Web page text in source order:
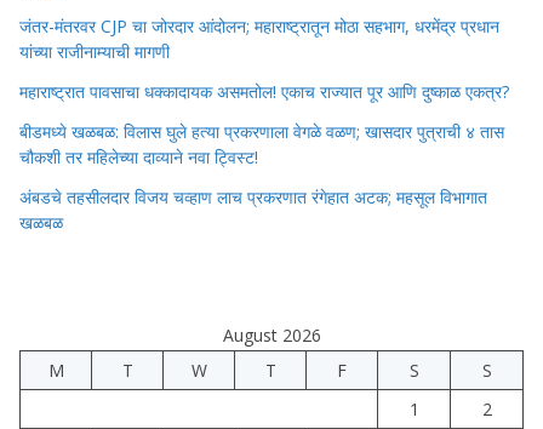
जंतर-मंतरवर CJP चा जोरदार आंदोलन; महाराष्ट्रातून मोठा सहभाग, धरमेंद्र प्रधान
यांच्या राजीनाम्याची मागणी
महाराष्ट्रात पावसाचा धक्कादायक असमतोल! एकाच राज्यात पूर आणि दुष्काळ एकत्र?
बीडमध्ये खळबळ: विलास घुले हत्या प्रकरणाला वेगळे वळण; खासदार पुत्राची ४ तास
चौकशी तर महिलेच्या दाव्याने नवा ट्विस्ट!
अंबडचे तहसीलदार विजय चव्हाण लाच प्रकरणात रंगेहात अटक; महसूल विभागात
खळबळ
August 2026
M
T W T F S
S
1
2